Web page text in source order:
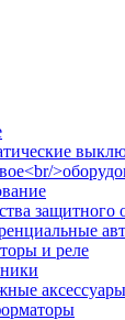
и реле
аксессуары